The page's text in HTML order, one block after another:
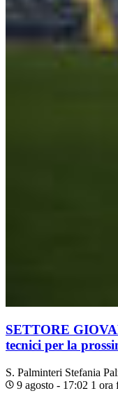
SETTORE
tecnici per la
S. Palminteri Stefania
9 agosto - 17:02 1 ora